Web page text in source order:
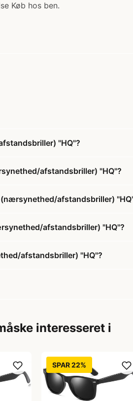
Køb hos ben.
"HQ"?
afstandsbriller) "HQ"?
afstandsbriller)
afstandsbriller) "HQ"?
afstandsbriller) "HQ"?
interesseret i
SPAR 22%